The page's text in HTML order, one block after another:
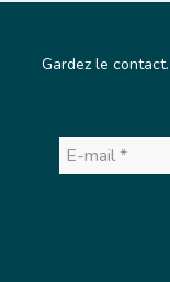
Gardez le